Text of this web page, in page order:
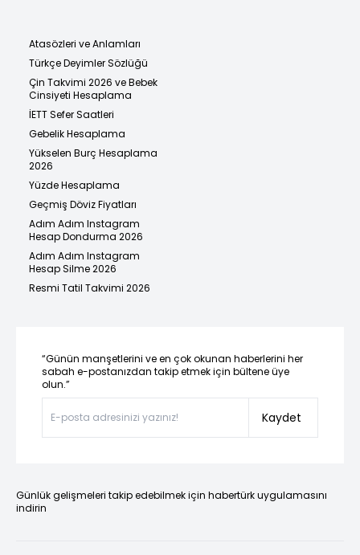
Atasözleri ve Anlamları
Türkçe Deyimler Sözlüğü
Çin Takvimi 2026 ve Bebek
Cinsiyeti Hesaplama
İETT Sefer Saatleri
Gebelik Hesaplama
Yükselen Burç Hesaplama
2026
Yüzde Hesaplama
Geçmiş Döviz Fiyatları
Adım Adım Instagram
Hesap Dondurma 2026
Adım Adım Instagram
Hesap Silme 2026
Resmi Tatil Takvimi 2026
“Günün manşetlerini ve en çok okunan haberlerini her
sabah e-postanızdan takip etmek için bültene üye
olun.”
Kaydet
Günlük gelişmeleri takip edebilmek için habertürk uygulamasını
indirin